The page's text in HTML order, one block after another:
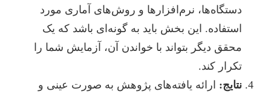
دستگاه‌ها، نرم‌افزارها و روش‌های آماری مورد
استفاده. این بخش باید به گونه‌ای باشد که یک
محقق دیگر بتواند با خواندن آن، آزمایش شما را
تکرار کند.
نتایج:ارائه یافته‌های پژوهش به صورت عینی و